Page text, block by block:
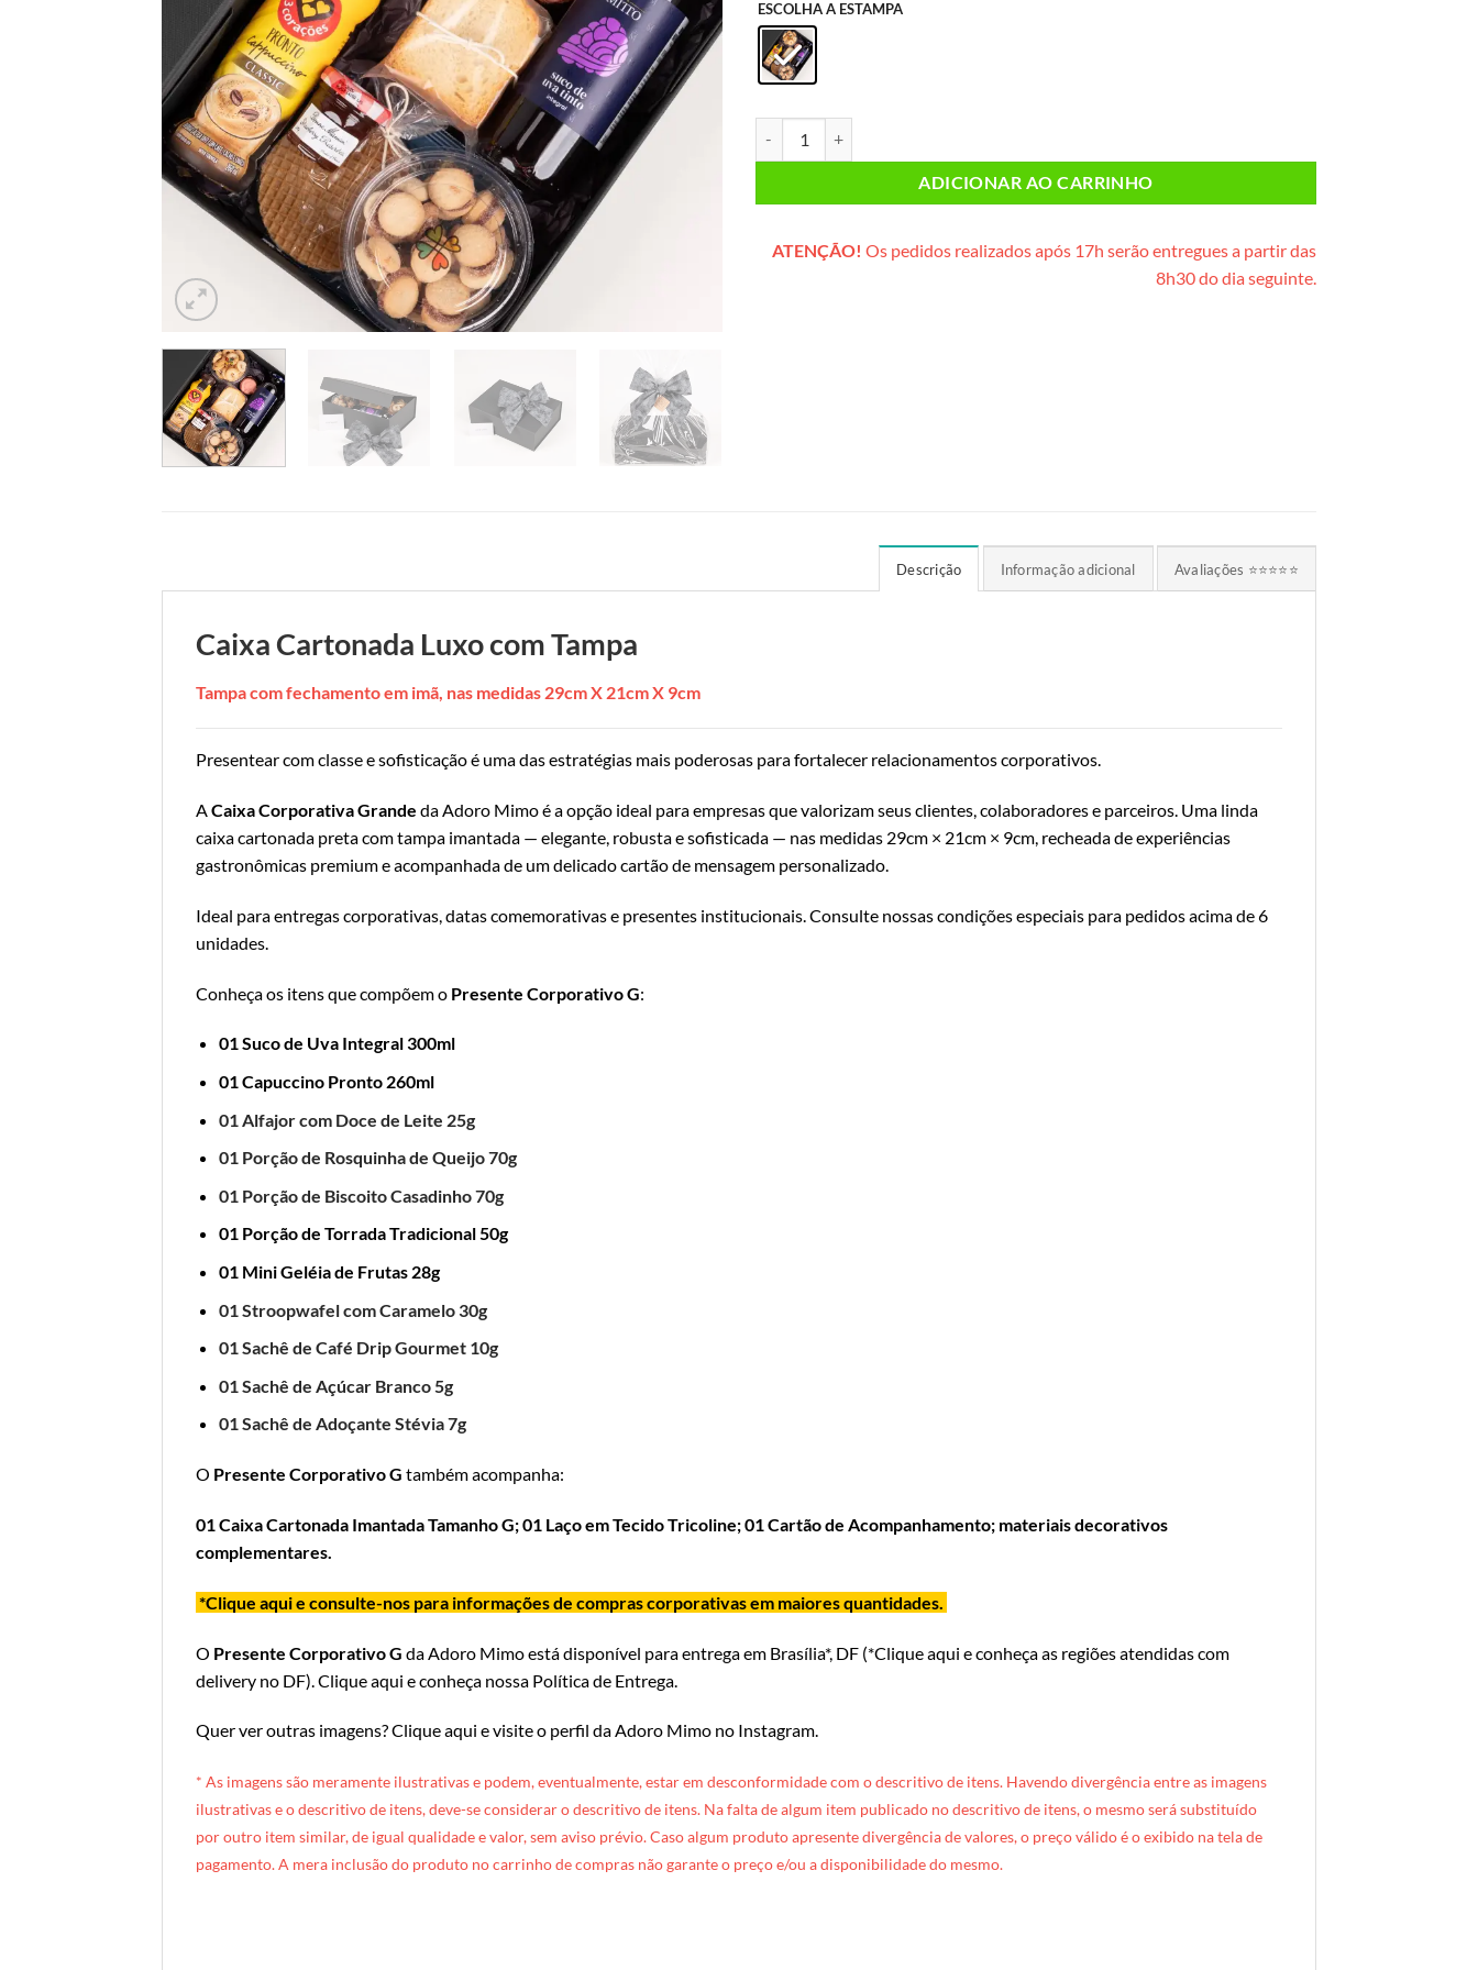
ESCOLHA A ESTAMPA
ADICIONAR AO CARRINHO
ATENÇÃO! Os pedidos realizados após 17h serão entregues a partir das
8h30 do dia seguinte.
Descrição Informação adicional Avaliações ⭐⭐⭐⭐⭐
Caixa Cartonada Luxo com Tampa
Tampa com fechamento em imã, nas medidas 29cm X 21cm X 9cm
Presentear com classe e sofisticação é uma das estratégias mais poderosas para fortalecer relacionamentos corporativos.
ACaixa Corporativa Grande da Adoro Mimo é a opção ideal para empresas que valorizam seus clientes, colaboradores e parceiros. Uma linda
caixa cartonada preta com tampa imantada — elegante, robusta e sofisticada — nas medidas 29cm × 21cm × 9cm, recheada de experiências
gastronômicas premium e acompanhada de um delicado cartão de mensagem personalizado.
Ideal para entregas corporativas, datas comemorativas e presentes institucionais. Consulte nossas condições especiais para pedidos acima de 6
unidades.
Conheça os itens que compõem o Presente Corporativo G:
01 Suco de Uva Integral 300ml
01 Capuccino Pronto 260ml
01 Alfajor com Doce de Leite 25g
01 Porção de Rosquinha de Queijo 70g
01 Porção de Biscoito Casadinho 70g
01 Porção de Torrada Tradicional 50g
01 Mini Geléia de Frutas 28g
01 Stroopwafel com Caramelo 30g
01 Sachê de Café Drip Gourmet 10g
01 Sachê de Açúcar Branco 5g
01 Sachê de Adoçante Stévia 7g
O Presente Corporativo G também acompanha:
01 Caixa Cartonada Imantada Tamanho G;01 Laço em Tecido Tricoline; 01 Cartão de Acompanhamento; materiais decorativos
complementares.
*Clique aqui e consulte-nos para informações de compras corporativas em maiores quantidades.
O Presente Corporativo G da Adoro Mimoestá disponível para entrega em Brasília*, DF (*Clique aqui e conheça as regiões atendidas com
delivery no DF). Clique aqui e conheça nossa Política de Entrega
Quer ver outras imagens?Clique aqui e visite o perfil da Adoro Mimo no Instagram.
* As imagens são meramente ilustrativas e podem, eventualmente, estar em desconformidade com o descritivo de itens. Havendo divergência entre as imagens
ilustrativas e o descritivo de itens, deve-se considerar o descritivo de itens. Na falta de algum item publicado no descritivo de itens, o mesmo será substituído
por outro item similar, de igual qualidade e valor, sem aviso prévio. Caso algum produto apresente divergência de valores, o preço válido é o exibido na tela de
pagamento. A mera inclusão do produto no carrinho de compras não garante o preço e/ou a disponibilidade do mesmo.